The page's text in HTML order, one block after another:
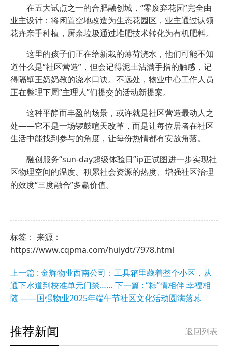
在五大试点之一的合肥融创城，“零废弃花园”完全由
业主设计：将闲置空地改造为生态花园区，业主通过认领
花卉亲手种植，厨余垃圾通过堆肥技术转化为有机肥料。
这里的孩子们正在给新栽的薄荷浇水，他们可能不知
道什么是“社区营造”，但会记得泥土沾满手指的触感，记
得隔壁王奶奶教的浇水口诀。不远处，物业中心工作人员
正在整理下周“主理人”们提交的活动新提案。
这种平静而丰盈的场景，或许就是社区营造最动人之
处——它不是一场锣鼓喧天改革，而是让每位居者在社区
生活中能找到参与的角度，让每份热情都有安放角落。
融创服务“sun-day超级体验日”ip正试图进一步实现社
区物理空间的温度、积累社会资源的热度、增强社区治理
的效度“三度融合”多赢价值。
标签： 来源：
https://www.cqpma.com/huiydt/7978.html
上一篇 : 金辉物业西南公司：工具箱里藏着整个小区，从
通下水道到校准单元门禁…… 下一篇 : “粽”情相伴 幸福相
随 ——国强物业2025年端午节社区文化活动圆满落幕
返回列表
推荐新闻